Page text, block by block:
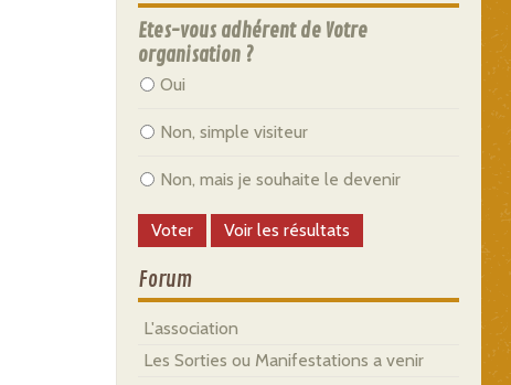
Etes-vous adhérent de Votre
organisation ?
Oui
Non, simple visiteur
Non, mais je souhaite le devenir
Forum
L'association
Les Sorties ou Manifestations a venir